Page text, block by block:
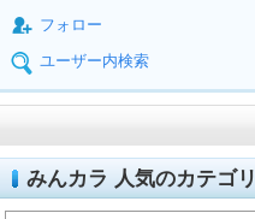
フォロー
ユーザー内検索
みんカラ 人気のカテゴリ